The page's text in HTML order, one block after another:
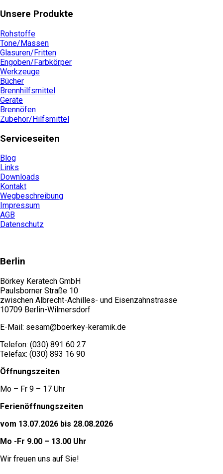
Unsere Produkte
Rohstoffe
Tone/Massen
Glasuren/Fritten
Engoben/Farbkörper
Werkzeuge
Bücher
Brennhilfsmittel
Geräte
Brennöfen
Zubehör/Hilfsmittel
Serviceseiten
Blog
Links
Downloads
Kontakt
Wegbeschreibung
Impressum
AGB
Datenschutz
Berlin
Börkey Keratech GmbH
Paulsborner Straße 10
zwischen Albrecht-Achilles- und Eisenzahnstrasse
10709 Berlin-Wilmersdorf
E-Mail: sesam@boerkey-keramik.de
Telefon: (030) 891 60 27
Telefax: (030) 893 16 90
Öffnungszeiten
Mo – Fr 9 – 17 Uhr
Ferienöffnungszeiten
vom 13.07.2026 bis 28.08.2026
Mo -Fr 9.00 – 13.00 Uhr
Wir freuen uns auf Sie!